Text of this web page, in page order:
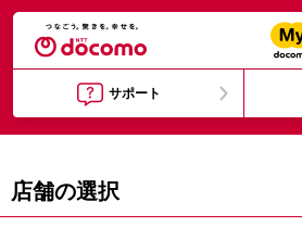
サポート
店舗の選択